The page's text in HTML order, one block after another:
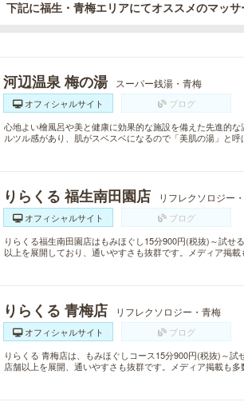
下記に福生・青梅エリアにてオススメのマッサ
河辺温泉 梅の湯 スーパー銭湯・青梅
オフィシャルサイト
ブログ
心地よい檜風呂や美と健康に効果的な施設を備えた先進的
ルツル感があり、肌がスベスベになるので「美肌の湯」と呼
りらくる 福生南田園店 リフレクソロジー
オフィシャルサイト
ブログ
りらくる福生南田園店はもみほぐし15分900円(税抜)～試
以上を展開しており、通いやすさも抜群です。メディア掲載
りらくる 青梅店 リフレクソロジー・青梅
オフィシャルサイト
ブログ
りらくる 青梅店は、もみほぐしコース15分900円(税抜)～
店舗以上を展開、通いやすさも抜群です。メディア掲載も多